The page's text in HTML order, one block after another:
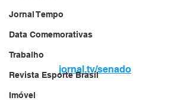
Jornal Tempo
Data Comemorativas
Trabalho
Revista Esporte Brasil
Imóvel
jornal.tv/senado